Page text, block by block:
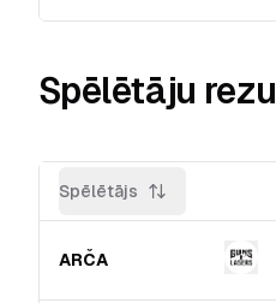
Spēlētāju
Spēlētājs
ARČA